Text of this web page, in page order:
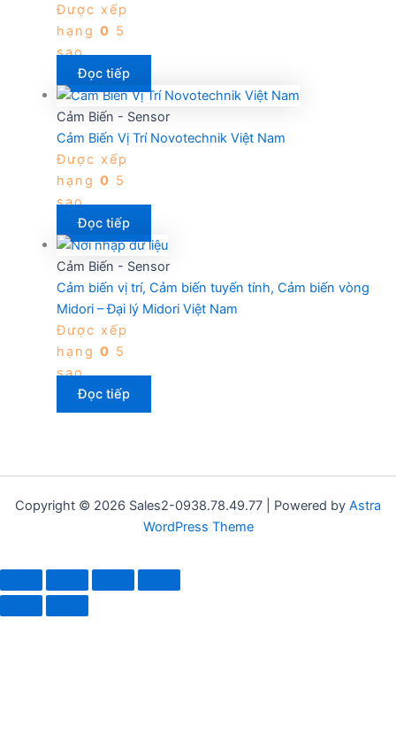
Được xếp
hạng 0 5
sao
Đọc tiếp
Cảm Biến - Sensor
Cảm Biến Vị Trí Novotechnik Việt Nam
Được xếp
hạng 0 5
sao
Đọc tiếp
Cảm Biến - Sensor
Cảm biến vị trí, Cảm biến tuyến tính, Cảm biến vòng
Midori – Đại lý Midori Việt Nam
Được xếp
hạng 0 5
sao
Đọc tiếp
Copyright © 2026 Sales2-0938.78.49.77 | Powered by Astra
WordPress Theme